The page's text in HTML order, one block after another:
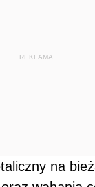
REKLAMA
na